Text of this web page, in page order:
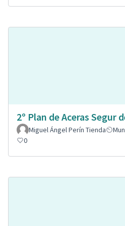
2º Plan de Aceras Segur
Miguel Ángel Perín Tienda
0